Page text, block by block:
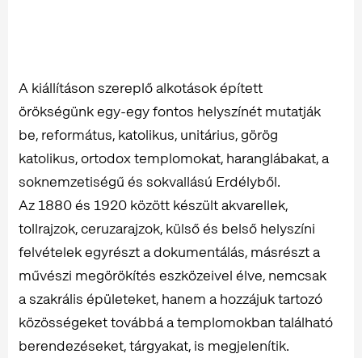
A kiállításon szereplő alkotások épített
örökségünk egy-egy fontos helyszínét mutatják
be, református, katolikus, unitárius, görög
katolikus, ortodox templomokat, haranglábakat, a
soknemzetiségű és sokvallású Erdélyből.
Az 1880 és 1920 között készült akvarellek,
tollrajzok, ceruzarajzok, külső és belső helyszíni
felvételek egyrészt a dokumentálás, másrészt a
művészi megörökítés eszközeivel élve, nemcsak
a szakrális épületeket, hanem a hozzájuk tartozó
közösségeket továbbá a templomokban található
berendezéseket, tárgyakat, is megjelenítik.